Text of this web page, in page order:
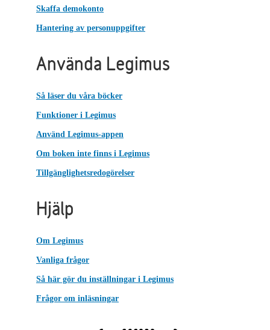
Skaffa demokonto
Hantering av personuppgifter
Använda Legimus
Så läser du våra böcker
Funktioner i Legimus
Använd Legimus-appen
Om boken inte finns i Legimus
Tillgänglighetsredogörelser
Hjälp
Om Legimus
Vanliga frågor
Så här gör du inställningar i Legimus
Frågor om inläsningar